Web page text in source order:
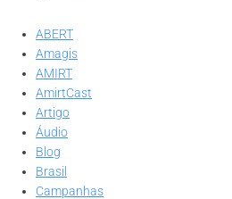
ABERT
Amagis
AMIRT
AmirtCast
Artigo
Áudio
Blog
Brasil
Campanhas